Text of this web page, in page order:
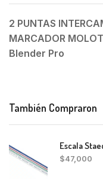
2 PUNTAS
MARCADOR
Blender Pro
También Compraron
Escala
$47,000